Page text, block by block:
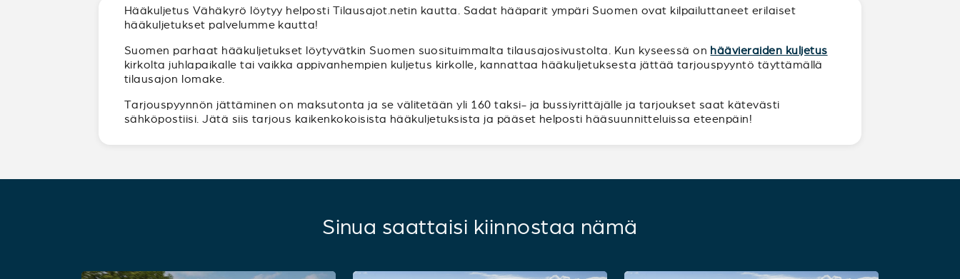
Hääkuljetus Vähäkyrö löytyy helposti Tilausajot.netin kautta. Sadat hääparit ympäri Suomen ovat kilpailuttaneet erilaiset
hääkuljetukset palvelumme kautta!
Suomen parhaat hääkuljetukset löytyvätkin Suomen suosituimmalta tilausajosivustolta. Kun kyseessä on häävieraiden kuljetus
kirkolta juhlapaikalle tai vaikka appivanhempien kuljetus kirkolle, kannattaa hääkuljetuksesta jättää tarjouspyyntö täyttämällä
tilausajon lomake.
Tarjouspyynnön jättäminen on maksutonta ja se välitetään yli 160 taksi- ja bussiyrittäjälle ja tarjoukset saat kätevästi
sähköpostiisi. Jätä siis tarjous kaikenkokoisista hääkuljetuksista ja pääset helposti hääsuunnitteluissa eteenpäin!
Sinua saattaisi kiinnostaa nämä